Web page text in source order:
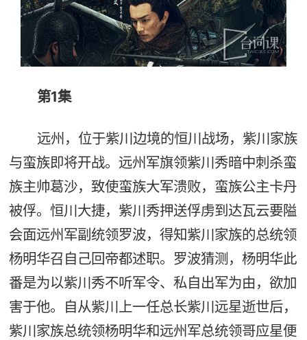
第1集
远州，位于紫川边境的恒川战场，紫川家族
与蛮族即将开战。远州军旗领紫川秀暗中刺杀蛮
族主帅葛沙，致使蛮族大军溃败，蛮族公主卡丹
被俘。恒川大捷，紫川秀押送俘虏到达瓦云要隘
会面远州军副统领罗波，得知紫川家族的总统领
杨明华召自己回帝都述职。罗波猜测，杨明华此
番是为以紫川秀不听军令、私自出军为由，欲加
害于他。自从紫川上一任总长紫川远星逝世后，
紫川家族总统领杨明华和远州军总统领哥应星便